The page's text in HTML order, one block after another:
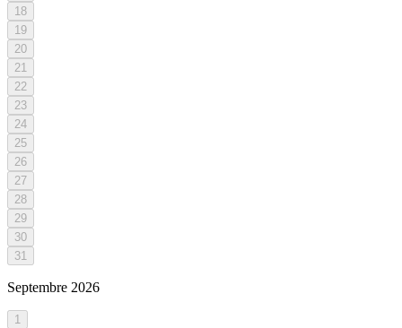
18
19
20
21
22
23
24
25
26
27
28
29
30
31
Septembre 2026
1